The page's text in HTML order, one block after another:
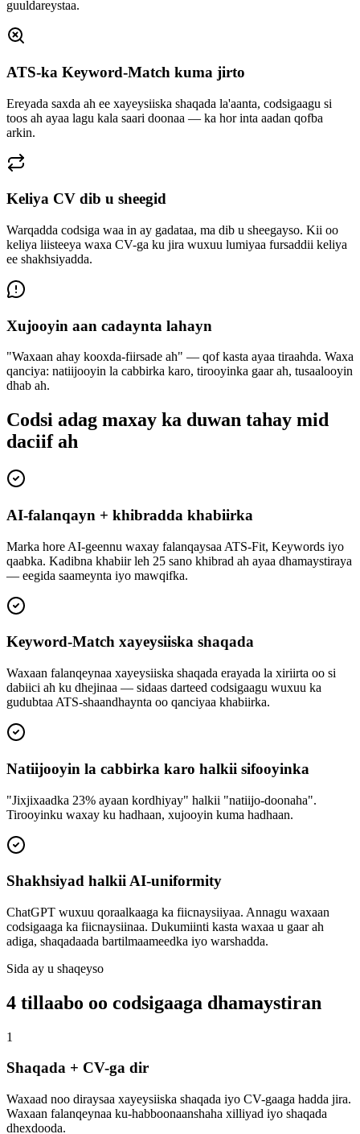
guuldareystaa.
ATS-ka Keyword-Match kuma jirto
Ereyada saxda ah ee xayeysiiska shaqada la'aanta, codsigaagu si
toos ah ayaa lagu kala saari doonaa — ka hor inta aadan qofba
arkin.
Keliya CV dib u sheegid
Warqadda codsiga waa in ay gadataa, ma dib u sheegayso. Kii oo
keliya liisteeya waxa CV-ga ku jira wuxuu lumiyaa fursaddii keliya
ee shakhsiyadda.
Xujooyin aan cadaynta lahayn
"Waxaan ahay kooxda-fiirsade ah" — qof kasta ayaa tiraahda. Waxa
qanciya: natiijooyin la cabbirka karo, tirooyinka gaar ah, tusaalooyin
dhab ah.
Codsi adag maxay ka duwan tahay mid
daciif ah
AI-falanqayn + khibradda khabiirka
Marka hore AI-geennu waxay falanqaysaa ATS-Fit, Keywords iyo
qaabka. Kadibna khabiir leh 25 sano khibrad ah ayaa dhamaystiraya
— eegida saameynta iyo mawqifka.
Keyword-Match xayeysiiska shaqada
Waxaan falanqeynaa xayeysiiska shaqada erayada la xiriirta oo si
dabiici ah ku dhejinaa — sidaas darteed codsigaagu wuxuu ka
gudubtaa ATS-shaandhaynta oo qanciyaa khabiirka.
Natiijooyin la cabbirka karo halkii sifooyinka
"Jixjixaadka 23% ayaan kordhiyay" halkii "natiijo-doonaha".
Tirooyinku waxay ku hadhaan, xujooyin kuma hadhaan.
Shakhsiyad halkii AI-uniformity
ChatGPT wuxuu qoraalkaaga ka fiicnaysiiyaa. Annagu waxaan
codsigaaga ka fiicnaysiinaa. Dukumiinti kasta waxaa u gaar ah
adiga, shaqadaada bartilmaameedka iyo warshadda.
Sida ay u shaqeyso
4 tillaabo oo codsigaaga dhamaystiran
1
Shaqada + CV-ga dir
Waxaad noo diraysaa xayeysiiska shaqada iyo CV-gaaga hadda jira.
Waxaan falanqeynaa ku-habboonaanshaha xilliyad iyo shaqada
dhexdooda.